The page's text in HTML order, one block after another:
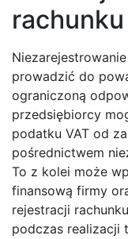
prowadzić do
ograniczoną
przedsiębiorcy
podatku VAT od
pośrednictwem
To z kolei może
finansową firmy
rejestracji
podczas realizacji